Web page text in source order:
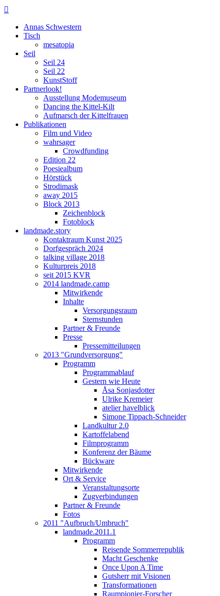

Annas Schwestern
Tisch
mesatopia
Seil
Seil 24
Seil 22
KunstStoff
Partnerlook!
Ausstellung Modemuseum
Dancing the Kittel-Kilt
Aufmarsch der Kittelfrauen
Publikationen
Film und Video
wahrsager
Crowdfunding
Edition 22
Poesiealbum
Hörstück
Strodimask
away 2015
Block 2013
Zeichenblock
Fotoblock
landmade.story
Kontaktraum Kunst 2025
Dorfgespräch 2024
talking village 2018
Kulturpreis 2018
seit 2015 KVR
2014 landmade.camp
Mitwirkende
Inhalte
Versorgungsraum
Sternstunden
Partner & Freunde
Presse
Pressemitteilungen
2013 "Grundversorgung"
Programm
Programmablauf
Gestern wie Heute
Åsa Sonjasdotter
Ulrike Kremeier
atelier havelblick
Simone Tippach-Schneider
Landkultur 2.0
Kartoffelabend
Filmprogramm
Konferenz der Bäume
Bückware
Mitwirkende
Ort & Service
Veranstaltungsorte
Zugverbindungen
Partner & Freunde
Fotos
2011 "Aufbruch/Umbruch"
landmade.2011.1
Programm
Reisende Sommerrepublik
Macht Geschenke
Once Upon A Time
Gutsherr mit Visionen
Transformationen
Raumpionier-Forscher